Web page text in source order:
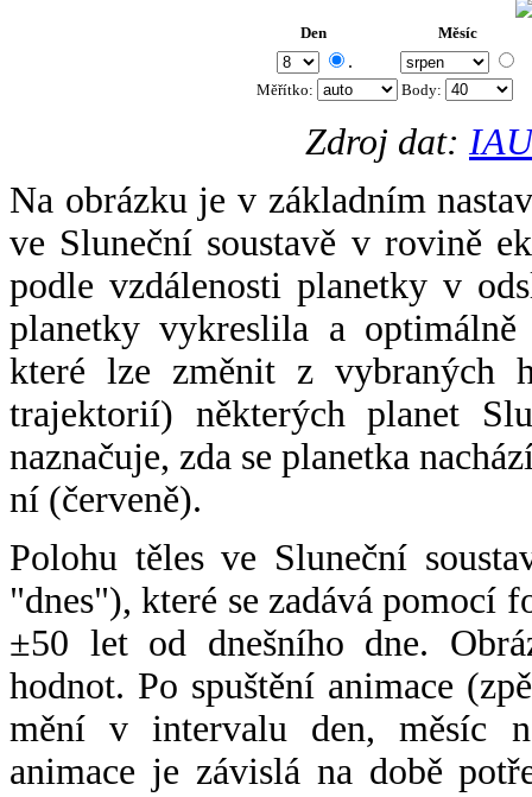
Den Měsíc
.
Měřítko: Body:
Zdroj dat:
Na obrázku je v základním
ve Sluneční soustavě v rovině
podle vzdálenosti planetky v
planetky vykreslila a
které lze změnit z vybraných
trajektorií) některých planet
naznačuje, zda se planetka
ní (červeně).
Polohu těles ve Sluneční
"dnes"), které se zadává pomocí
±50 let od dnešního dne.
hodnot. Po spuštění animace
mění v intervalu den, měsíc
animace je závislá na době